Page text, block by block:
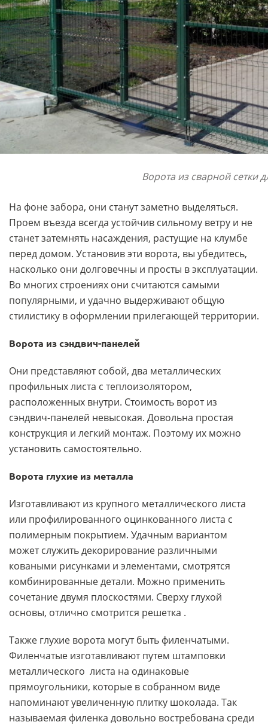
Ворота из сварной сетки
На фоне забора, они станут заметно выделяться.
Проем въезда всегда устойчив сильному ветру и не
станет затемнять насаждения, растущие на клумбе
перед домом. Установив эти ворота, вы убедитесь,
насколько они долговечны и просты в эксплуатации.
Во многих строениях они считаются самыми
популярными, и удачно выдерживают общую
стилистику в оформлении прилегающей территории.
Ворота из сэндвич-панелей
Они представляют собой, два металлических
профильных листа с теплоизолятором,
расположенных внутри. Стоимость ворот из
сэндвич-панелей невысокая. Довольна простая
конструкция и легкий монтаж. Поэтому их можно
установить самостоятельно.
Ворота глухие из металла
Изготавливают из крупного металлического листа
или профилированного оцинкованного листа с
полимерным покрытием. Удачным вариантом
может служить декорирование различными
коваными рисунками и элементами, смотрятся
комбинированные детали. Можно применить
сочетание двумя плоскостями. Сверху глухой
основы, отлично смотрится решетка .
Также глухие ворота могут быть филенчатыми.
Филенчатые изготавливают путем штамповки
металлического листа на одинаковые
прямоугольники, которые в собранном виде
напоминают увеличенную плитку шоколада. Так
называемая филенка довольно востребована среди